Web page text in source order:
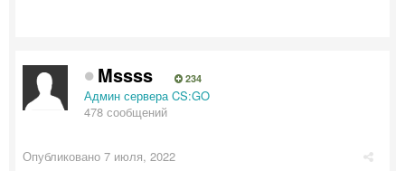
Mssss 234
Админ сервера CS:GO
478 сообщений
Опубликовано 7 июля, 2022